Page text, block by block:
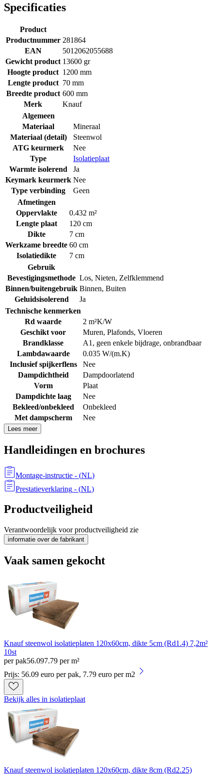
Specificaties
Product
Productnummer 281864
EAN
5012062055688
Gewicht product 13600 gr
Hoogte product 1200 mm
Lengte product 70 mm
Breedte product 600 mm
Merk
Knauf
Algemeen
Materiaal
Mineraal
Materiaal (detail)
Steenwol
ATG keurmerk
Nee
Type
Isolatieplaat
Warmte isolerend
Ja
Keymark keurmerk Nee
Type verbinding
Geen
Afmetingen
Oppervlakte
0.432 m²
Lengte plaat
120 cm
Dikte
7 cm
Werkzame breedte 60 cm
Isolatiedikte
7 cm
Gebruik
Bevestigingsmethode Los, Nieten, Zelfklemmend
Binnen/buitengebruik Binnen, Buiten
Geluidsisolerend
Ja
Technische kenmerken
Rd waarde
2 m²K/W
Geschikt voor
Muren, Plafonds, Vloeren
Brandklasse
A1, geen enkele bijdrage, onbrandbaar
Lambdawaarde
0.035 W/(m.K)
Inclusief spijkerflens
Nee
Dampdichtheid
Dampdoorlatend
Vorm
Plaat
Dampdichte laag
Nee
Bekleed/onbekleed
Onbekleed
Met dampscherm
Nee
Lees meer
Handleidingen en brochures
Montage-instructie - (NL)
Prestatieverklaring - (NL)
Productveiligheid
Verantwoordelijk voor productveiligheid zie
informatie over de fabrikant
Vaak samen gekocht
Knauf steenwol isolatieplaten 120x60cm, dikte 5cm (Rd1.4) 7,2m²
10st
per pak56.097.79 per m²
Prijs: 56.09 euro per pak, 7.79 euro per m2
Bekijk alles in isolatieplaat
Knauf steenwol isolatieplaten 120x60cm, dikte 8cm (Rd2.25)